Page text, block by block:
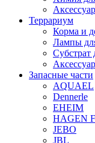
Террариум
Корма и
Лампы
Субстрат
Запасные части
AQUAEL
Dennerle
EHEIM
HAGEN
JEBO
JBL